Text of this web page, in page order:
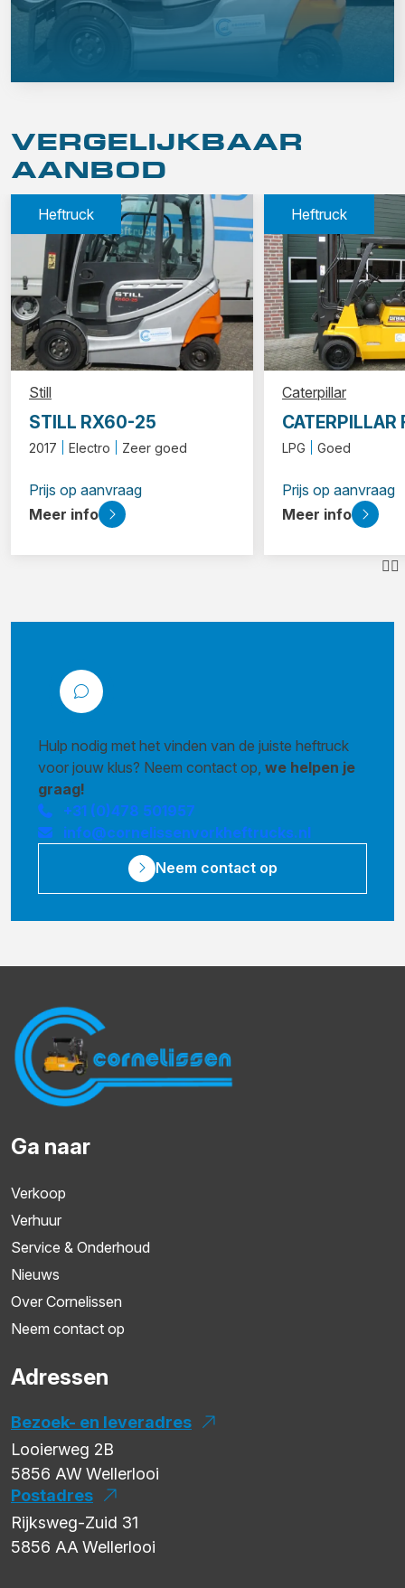
VERGELIJKBAAR
AANBOD
Heftruck
Still
STILL RX60-25
2017 Electro Zeer goed
Prijs op aanvraag
Meer info
Heftruck
Caterpillar
CATERPILLAR
LPG Goed
Prijs op aanvraag
Meer info
Hulp nodig met het vinden van de juiste heftruck
voor jouw klus? Neem contact op, we helpen je
graag!
+31 (0)478 501957
info@cornelissenvorkheftrucks.nl
Neem contact op
Ga naar
Verkoop
Verhuur
Service & Onderhoud
Nieuws
Over Cornelissen
Neem contact op
Adressen
Bezoek- en leveradres
Looierweg 2B
5856 AW Wellerlooi
Postadres
Rijksweg-Zuid 31
5856 AA Wellerlooi